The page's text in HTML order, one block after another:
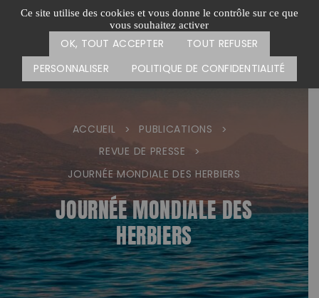
Ce site utilise des cookies et vous donne le contrôle sur ce que
vous souhaitez activer
OK, TOUT ACCEPTER
TOUT REFUSER
PERSONNALISER
POLITIQUE DE CONFIDENTIALITÉ
Passer
Menu
CARTE DES ACTIONS FAIRE UN DON
ACCUEIL > PUBLICATIONS
>
REVUE DE PRESSE
>
JOURNÉE MONDIALE DES HERBIERS
JOURNÉE MONDIALE DES
HERBIERS